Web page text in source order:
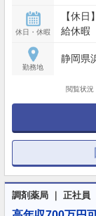
休日・休暇
【休
給休暇
勤務地
静岡県
閲覧状況
調剤薬局 ｜ 正社員